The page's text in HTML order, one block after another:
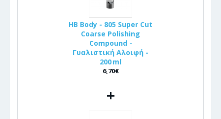
HB Body - 805 Super Cut
Coarse Polishing
Compound -
Γυαλιστική Αλοιφή -
200 ml
6,70€
+